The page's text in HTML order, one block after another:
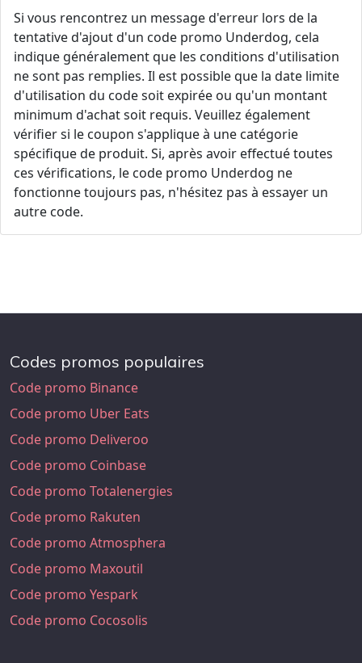
Si vous rencontrez un message d'erreur lors de la
tentative d'ajout d'un code promo Underdog, cela
indique généralement que les conditions d'utilisation
ne sont pas remplies. Il est possible que la date limite
d'utilisation du code soit expirée ou qu'un montant
minimum d'achat soit requis. Veuillez également
vérifier si le coupon s'applique à une catégorie
spécifique de produit. Si, après avoir effectué toutes
ces vérifications, le code promo Underdog ne
fonctionne toujours pas, n'hésitez pas à essayer un
autre code.
Codes promos populaires
Code promo Binance
Code promo Uber Eats
Code promo Deliveroo
Code promo Coinbase
Code promo Totalenergies
Code promo Rakuten
Code promo Atmosphera
Code promo Maxoutil
Code promo Yespark
Code promo Cocosolis